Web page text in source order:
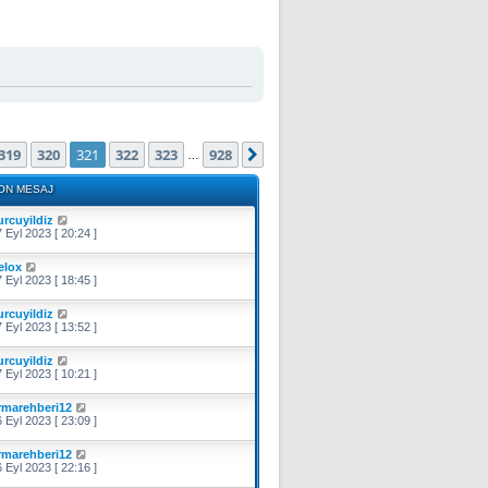
928 sayfa)
320 321 322 323 928
MESAJ
Eyl 2023 [ 20:24 ]
Eyl 2023 [ 18:45 ]
Eyl 2023 [ 13:52 ]
Eyl 2023 [ 10:21 ]
Eyl 2023 [ 23:09 ]
Eyl 2023 [ 22:16 ]